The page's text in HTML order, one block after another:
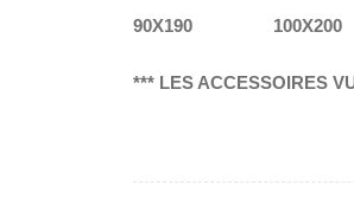
90X190
*** LES ACCESSOIRES